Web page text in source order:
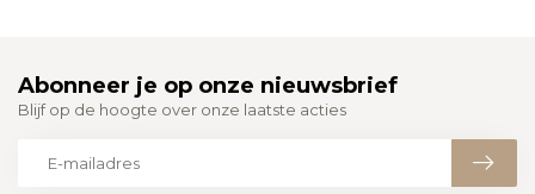
Abonneer je op onze nieuwsbrief
Blijf op de hoogte over onze laatste acties